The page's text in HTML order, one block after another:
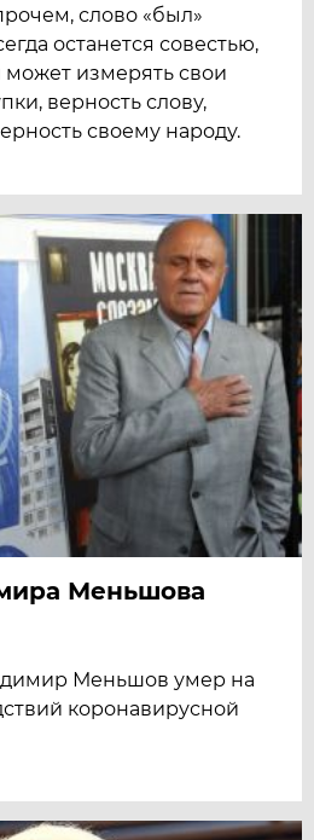
слово «был»
останется совестью,
измерять свои
верность слову,
своему народу.
Меньшова
Меньшов умер на
коронавирусной